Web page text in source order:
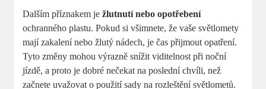
Dalším příznakem ježlutnutí nebo opotřebení
ochranného plastu. Pokud si všimnete, že vaše ‌světlomety
‍mají zakalení nebo žlutý nádech, je čas přijmout opatření.⁣
Tyto změny mohou​ výrazně​ snížit viditelnost při noční
jízdě, a proto je dobré nečekat ‌na⁢ poslední chvíli, než
⁣začnete ⁤uvažovat o použití sady na‍ rozleštění světlometů.